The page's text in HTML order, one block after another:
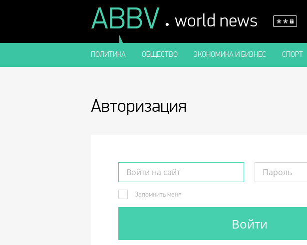
ABBV . world news
ПОЛИТИКА ОБЩЕСТВО ЭКОНОМИКА И БИЗНЕС СПОРТ
Авторизация
Запомнить меня